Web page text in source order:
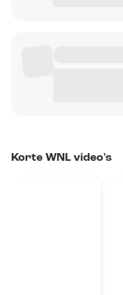
Korte WNL video's